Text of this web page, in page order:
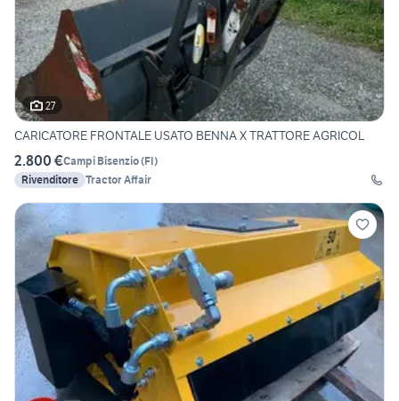
27
CARICATORE FRONTALE USATO BENNA X TRATTORE AGRICOL
2.800 €Campi Bisenzio(FI)
Rivenditore Tractor Affair